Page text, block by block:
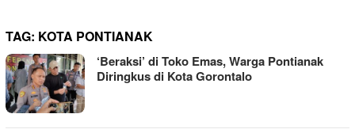
TAG: KOTA PONTIANAK
‘Beraksi’ di Toko Emas, Warga Pontianak
Diringkus di Kota Gorontalo